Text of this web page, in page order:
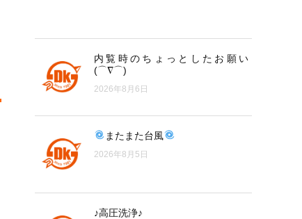
内覧時のちょっとしたお願い
(⌒∇⌒)
2026年8月6日
またまた台風
2026年8月5日
♪高圧洗浄♪